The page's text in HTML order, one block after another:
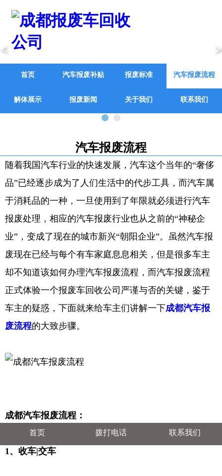
首页 汽车报废补贴 报废标准 汽车报废流程
解体展示 报废新闻 关于我们 联系我们
< >
汽车报废流程
随着我国汽车行业的快速发展，汽车这个当年的“奢侈
品”已经逐步成为了人们生活中的代步工具，而汽车属
于消耗品的一种，一旦使用到了年限就必须进行汽车
报废处理，相应的汽车报废行业也从之前的“神秘企
业”，变成了现在的城市新兴“朝阳企业”。虽然汽车报
废现在已经与每个有车家庭息息相关，但是很多车主
却不知道该如何办理汽车报废流程，而汽车报废流程
正式体验一个报废车回收公司严谨与否的关键，鉴于
车主的疑惑，下面就来给车主们讲解一下成都汽车报
废流程的大致步骤。
成都汽车报废流程：
1、收车|交车
首页 拨打电话 联系我们